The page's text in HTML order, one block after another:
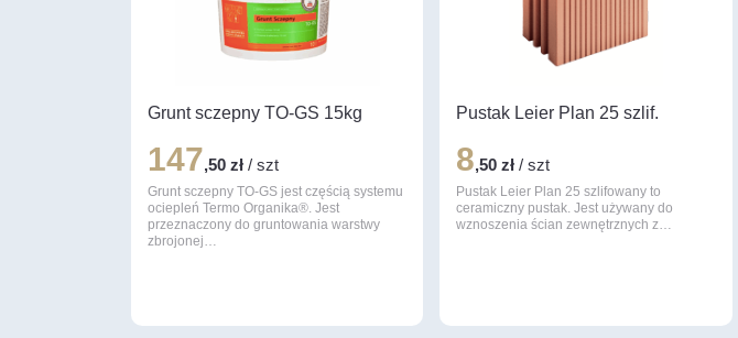
Grunt sczepny TO-GS 15kg
147,50 zł / szt
Grunt sczepny TO-GS jest częścią systemu
ociepleń Termo Organika®. Jest
przeznaczony do gruntowania warstwy
zbrojonej…
Pustak Leier Plan 25 szlif.
8,50 zł / szt
Pustak Leier Plan 25 szlifowany to
ceramiczny pustak. Jest używany do
wznoszenia ścian zewnętrznych z…